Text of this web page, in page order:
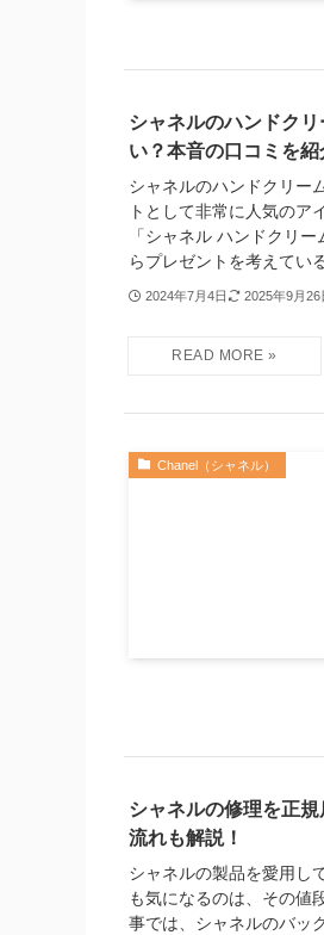
シャネルのハンドク
い？本音の口コミを紹
シャネルのハンドクリー
トとして非常に人気のア
「シャネル ハンドクリ
らプレゼントを考えてい
2024年7月4日 2025年9月26
Chanel（シャネル）
シャネルの修理を正
流れも解説！
シャネルの製品を愛用し
も気になるのは、その値
事では、シャネルのバッ